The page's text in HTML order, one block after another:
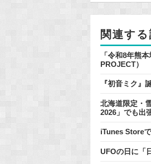
k
関連す
「令和8年熊
PROJECT）
『初音ミク』
北海道限定・
2026」でも出
iTunes Store
UFOの日に「